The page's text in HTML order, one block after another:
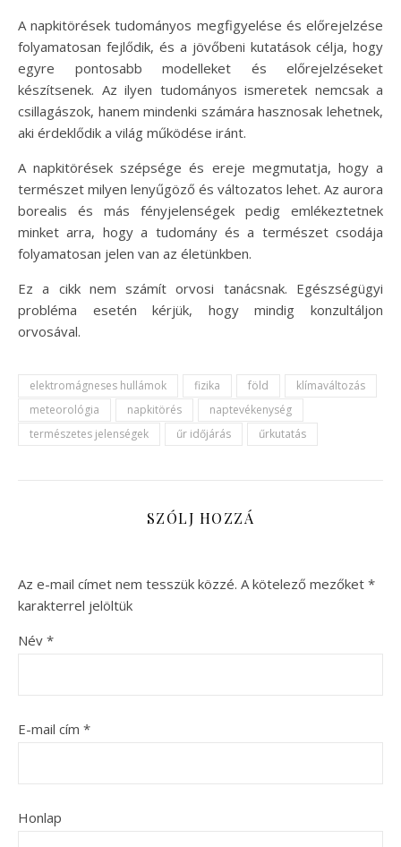
A napkitörések tudományos megfigyelése és előrejelzése
folyamatosan fejlődik, és a jövőbeni kutatások célja, hogy
egyre pontosabb modelleket és előrejelzéseket
készítsenek. Az ilyen tudományos ismeretek nemcsak a
csillagászok, hanem mindenki számára hasznosak lehetnek,
aki érdeklődik a világ működése iránt.
A napkitörések szépsége és ereje megmutatja, hogy a
természet milyen lenyűgöző és változatos lehet. Az aurora
borealis és más fényjelenségek pedig emlékeztetnek
minket arra, hogy a tudomány és a természet csodája
folyamatosan jelen van az életünkben.
Ez a cikk nem számít orvosi tanácsnak. Egészségügyi
probléma esetén kérjük, hogy mindig konzultáljon
orvosával.
elektromágneses hullámok fizika föld
klímaváltozás
meteorológia
napkitörés
naptevékenység
természetes jelenségek
űr időjárás űrkutatás
SZÓLJ HOZZÁ
Az e-mail címet nem tesszük közzé. A kötelező mezőket *
karakterrel jelöltük
Név *
E-mail cím *
Honlap